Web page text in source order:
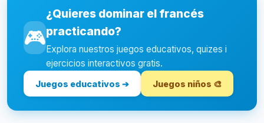
🎮
¿Quieres dominar el francés
practicando?
Explora nuestros juegos educativos, quizes i
ejercicios interactivos gratis.
Juegos educativos ➔ Juegos niños 🎨